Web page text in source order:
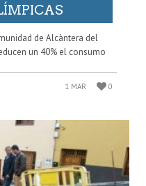
de Alcàntera del
un 40% el consumo
1 MAR 0